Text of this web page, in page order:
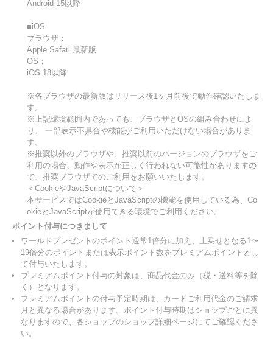
Android 15以降
■iOS
ブラウザ：
Apple Safari 最新版
OS：
iOS 18以降
※各ブラウザの最新版はリリース後1ヶ月前後で動作確認いたしま
す。
※上記環境範囲内であっても、ブラウザとOSの組み合わせによ
り、 一部表示不具合や機能がご利用いただけない場合がありま
す。
※推奨以外のブラウザや、推奨以前のバージョンのブラウザをご
利用の場合、動作や表示が正しく行われない可能性がありますの
で、推奨ブラウザでのご利用をお願いいたします。
＜CookieやJavaScriptについて＞
本サービスではCookieとJavaScriptの機能を使用している為、Co
okieとJavaScriptが使用できる環境でご利用ください。
ポイント付与につきまして
ワールドプレゼントのポイント通常1倍分に加え、上乗せとなる1〜
19倍分のポイントまたは表示ポイント数をプレミアムポイントとし
て付与いたします。
プレミアムポイント付与の対象は、商品代金のみ（税・送料等を除
く）となります。
プレミアムポイントの付与予定時期は、カードご利用代金のご請求
月と異なる場合があります。ポイント付与時期はショップごとに異
なりますので、各ショップのショップ詳細ページにてご確認くださ
い。